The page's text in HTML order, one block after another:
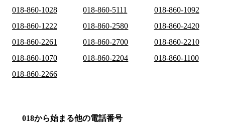
018-860-1028
018-860-5111
018-860-1092
018-860-1222
018-860-2580
018-860-2420
018-860-2261
018-860-2700
018-860-2210
018-860-1070
018-860-2204
018-860-1100
018-860-2266
018から始まる他の電話番号